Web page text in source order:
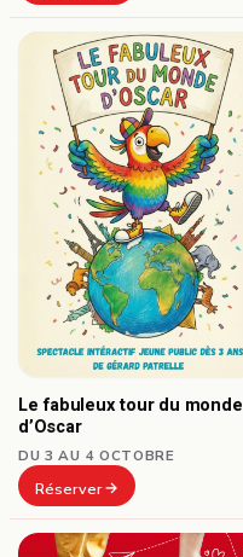
Le fabuleux tour du monde
d’Oscar
DU 3 AU 4 OCTOBRE
Réserver